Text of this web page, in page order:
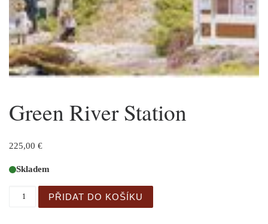
Green River Station
225,00 €
Skladem
Green River Station množství
PŘIDAT DO KOŠÍKU